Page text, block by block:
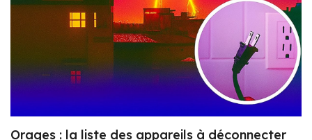
Orages : la liste des appareils à déconnecter